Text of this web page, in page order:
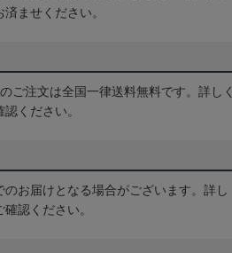
ませください。
ご注文は全国一律送料無料です。詳しく
認ください。
お届けとなる場合がございます。詳し
確認ください。